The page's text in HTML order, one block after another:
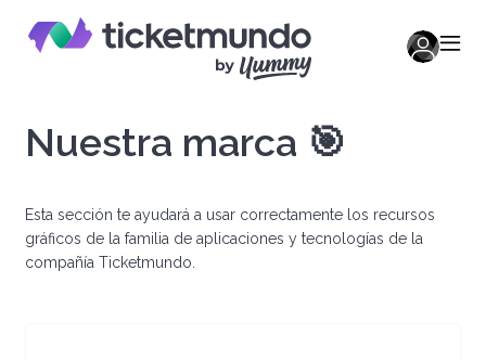
Nuestra marca 🎯
Esta sección te ayudará a usar correctamente los recursos
gráficos de la familia de aplicaciones y tecnologías de la
compañía Ticketmundo.